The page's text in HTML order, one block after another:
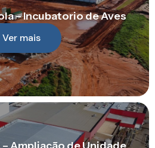
– Incubatorio de Aves
Ver mais